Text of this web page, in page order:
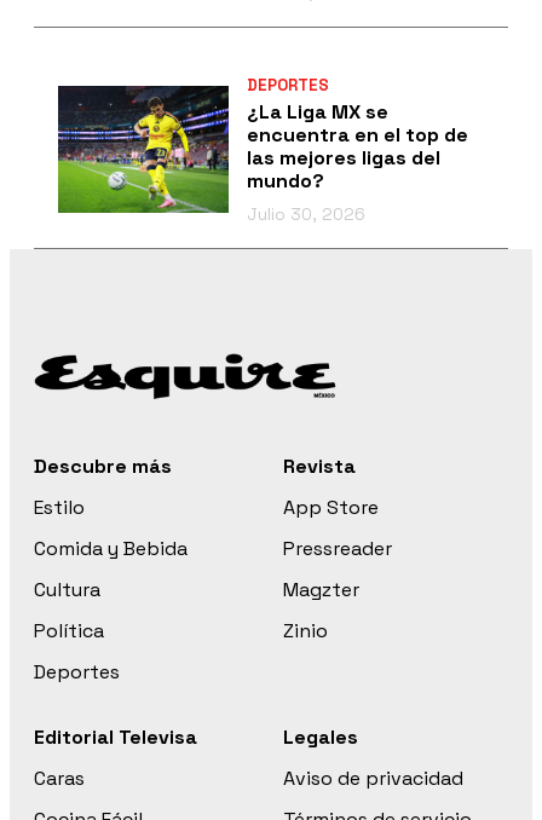
DEPORTES
¿La Liga MX se
encuentra en el top de
las mejores ligas del
mundo?
Julio 30, 2026
Descubre más
Estilo
Comida y Bebida
Cultura
Política
Deportes
Revista
App Store
Pressreader
Magzter
Zinio
Editorial Televisa
Caras
Legales
Aviso de privacidad